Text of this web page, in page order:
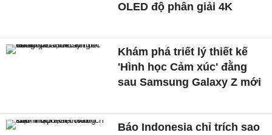
OLED độ phân giải 4K
Khám phá triết lý thiết kế
'Hình học Cảm xúc' đằng
sau Samsung Galaxy Z mới
Báo Indonesia chỉ trích sao